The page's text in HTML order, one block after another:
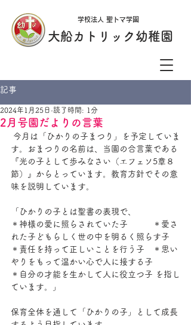
学校法人 聖トマ学園
大船カトリック幼稚園
記事
2月号園だよりの言葉
2024年1月25日 読了時間: 1分
す。おまつりの名前は、当園の合言葉である
『光の子として歩みなさい（エフェソ5章８
節）』からとっています。教育方針でその意
味を説明しています。
「ひかりの子とは聖書の表現で、
＊神様の愛に照らされていた子　　　＊愛さ
れた子どもらしく世の中を明るく照らす子
＊責任を持って正しいことを行う子　＊思い
やりをもって温かい心で人に接する子
＊自分の才能を生かして人に役立つ子 を指し
ています。」
保育全体を通して「ひかりの子」として成長